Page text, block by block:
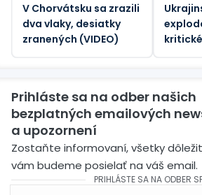
V Chorvátsku sa zrazili
dva vlaky, desiatky
zranených (VIDEO)
Prihláste sa na odber našich
bezplatných emailových
a upozornení
Zostaňte informovaní, všetky
vám budeme posielať na váš email.
PRIHLÁSTE SA NA ODBER